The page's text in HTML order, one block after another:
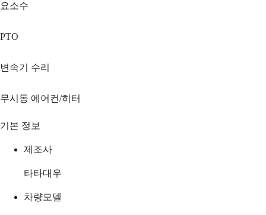
요소수
PTO
변속기 수리
무시동 에어컨/히터
기본 정보
제조사
타타대우
차량모델